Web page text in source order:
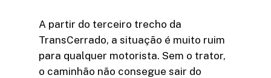
A partir do terceiro trecho da
TransCerrado, a situação é muito ruim
para qualquer motorista. Sem o trator,
o caminhão não consegue sair do